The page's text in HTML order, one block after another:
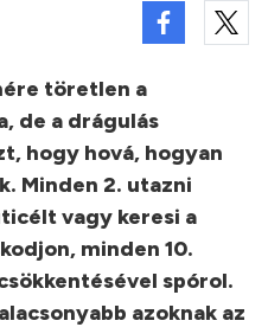
töretlen a
de a drágulás
hogy hová, hogyan
Minden 2. utazni
vagy keresi a
minden 10.
spórol.
azoknak az